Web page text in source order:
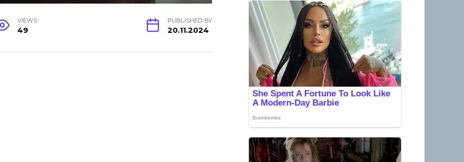
VIEWS
49
PUBLISHED BY
20.11.2024